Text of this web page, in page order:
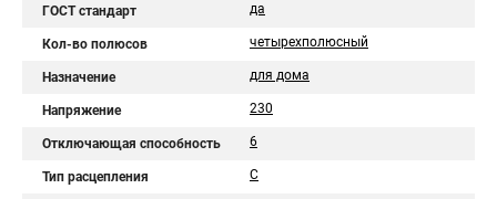
ГОСТ стандарт да
Кол-во полюсов четырехполюсный
Назначение для дома
Напряжение 230
Отключающая способность 6
Тип расцепления C